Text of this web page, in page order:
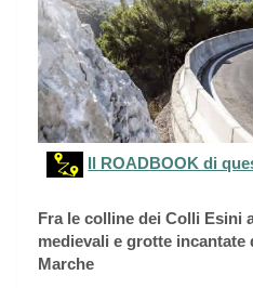
Il ROADBOOK di
Fra le colline dei Colli Esini
medievali e grotte
Marche